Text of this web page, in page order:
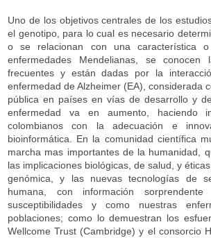
Uno de los objetivos centrales de los
el genotipo, para lo cual es necesario
o se relacionan con una característica
enfermedades Mendelianas, se
frecuentes y están dadas por la
enfermedad de Alzheimer (EA), considerada
pública en países en vías de desarrollo y
enfermedad va en aumento, haciendo
colombianos con la adecuación e
bioinformática. En la comunidad científica
marcha mas importantes de la humanidad,
las implicaciones biológicas, de salud, y
genómica, y las nuevas tecnologías de
humana, con información
susceptibilidades y como nuestras
poblaciones; como lo demuestran los
Wellcome Trust (Cambridge) y el consorcio